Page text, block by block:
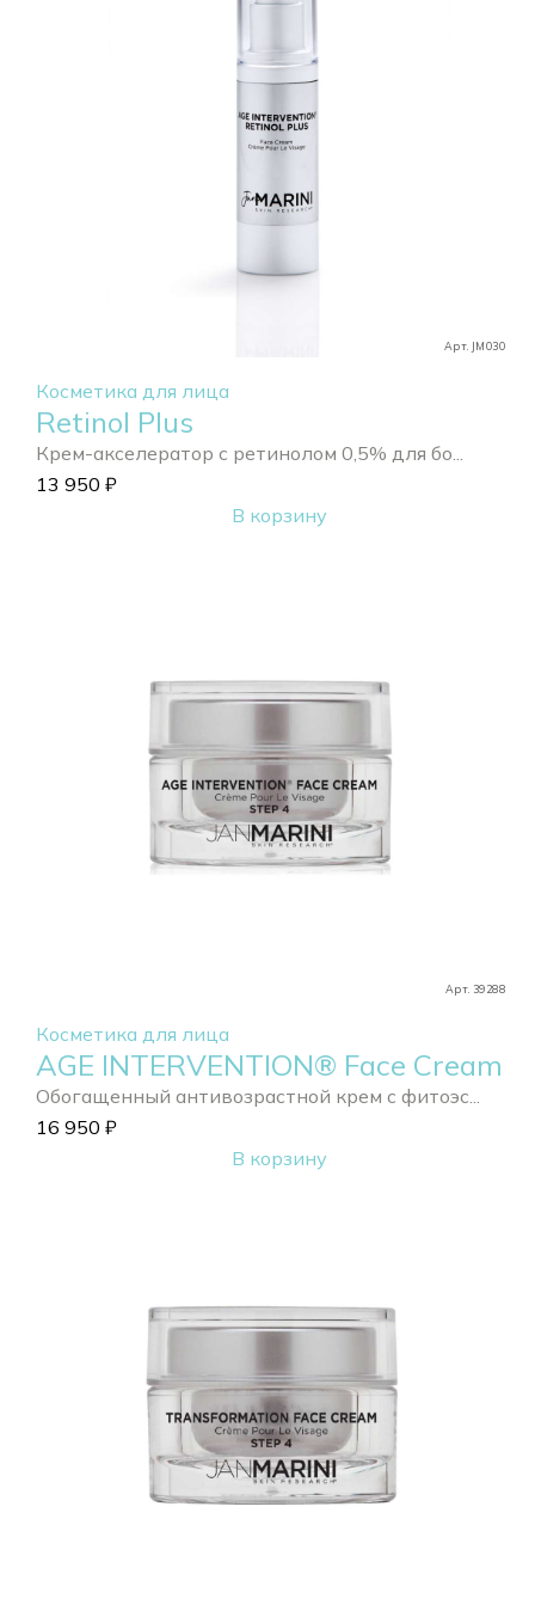
Арт. JM030
Косметика для лица
Retinol Plus
Крем-акселератор с ретинолом 0,5% для бо...
13 950 ₽
В корзину
Арт. 39288
Косметика для лица
AGE INTERVENTION® Face Cream
Обогащенный антивозрастной крем с фитоэс...
16 950 ₽
В корзину